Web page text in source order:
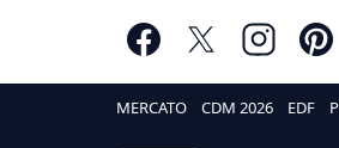
MERCATO CDM 2026 EDF